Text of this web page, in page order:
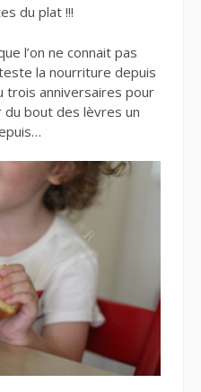
du plat !!!
l’on ne connait pas
la nourriture depuis
trois anniversaires pour
bout des lèvres un